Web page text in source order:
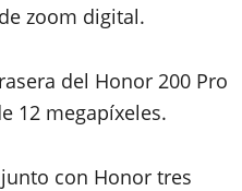
zoom digital.
del Honor 200 Pro
12 megapíxeles.
con Honor tres